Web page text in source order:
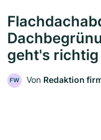
geht's richtig
FW Von Redaktion